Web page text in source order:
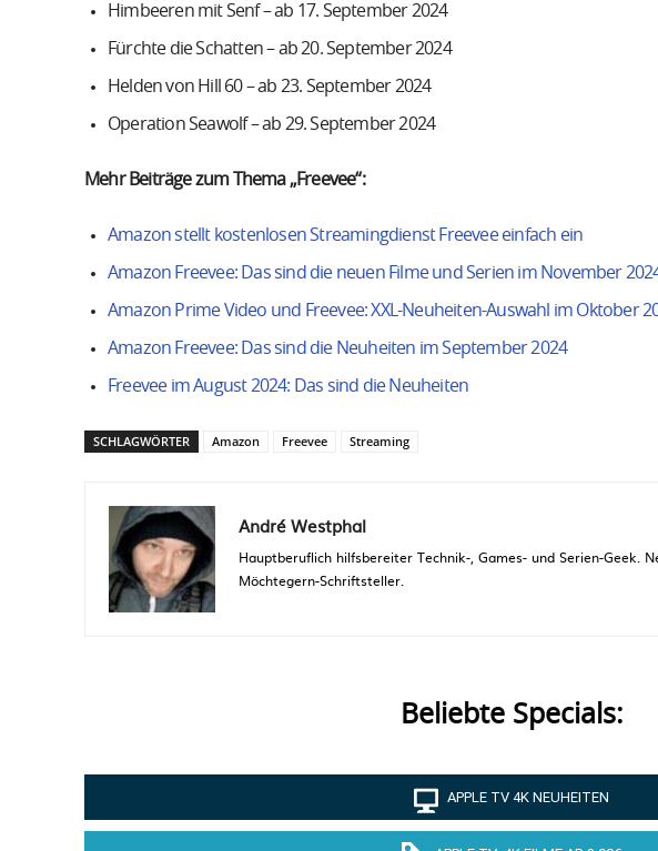
Himbeeren mit Senf – ab 17. September 2024
Fürchte die Schatten – ab 20. September 2024
Helden von Hill 60 – ab 23. September 2024
Operation Seawolf – ab 29. September 2024
Mehr Beiträge zum Thema „Freevee“:
Amazon stellt kostenlosen Streamingdienst Freevee einfach ein
Amazon Freevee: Das sind die neuen Filme und Serien im November
Amazon Prime Video und Freevee: XXL-Neuheiten-Auswahl im Oktober
Amazon Freevee: Das sind die Neuheiten im September 2024
Freevee im August 2024: Das sind die Neuheiten
SCHLAGWÖRTER Amazon Freevee Streaming
André Westphal
Hauptberuflich hilfsbereiter Technik-, Games- und Serien-Geek.
Möchtegern-Schriftsteller.
Beliebte Specials:
APPLE TV 4K NEUHEITEN